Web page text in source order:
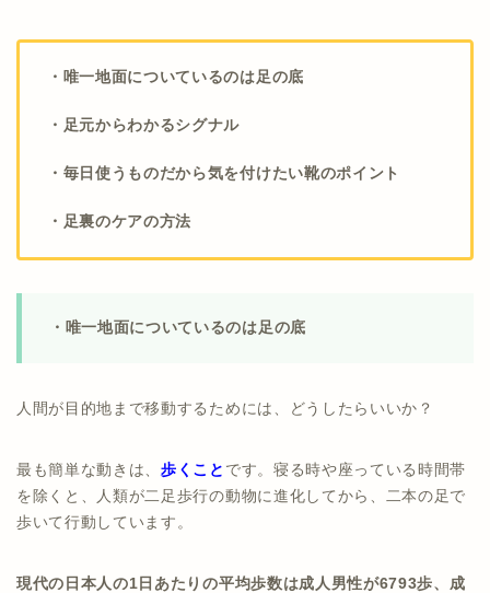
・唯一地面についているのは足の底
・足元からわかるシグナル
・毎日使うものだから気を付けたい靴のポイント
・足裏のケアの方法
・唯一地面についているのは足の底
人間が目的地まで移動するためには、どうしたらいいか？
最も簡単な動きは、歩くこと です。寝る時や座っている時間帯
を除くと、人類が二足歩行の動物に進化してから、二本の足で
歩いて行動しています。
現代の日本人の1日あたりの平均歩数は成人男性が6793歩、成